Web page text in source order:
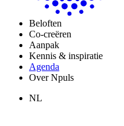
Beloften
Co-creëren
Aanpak
Kennis & inspiratie
Agenda
Over Npuls
NL